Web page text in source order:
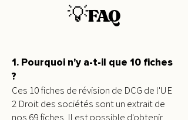
💡FAQ
1. Pourquoi n'y a-t-il que 10 fiches
?
Ces 10 fiches de révision de DCG de l'UE
2 Droit des sociétés sont un extrait de
nos 69 fiches. Il est possible d'obtenir